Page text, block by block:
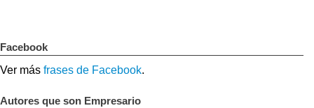
Facebook
Ver más frases de Facebook.
Autores que son Empresario